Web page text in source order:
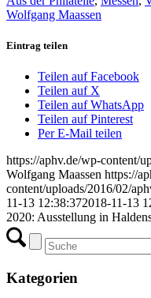
Wolfgang Maassen
Eintrag teilen
Teilen auf Facebook
Teilen auf X
Teilen auf WhatsApp
Teilen auf Pinterest
Per E-Mail teilen
https://aphv.de/wp-content/
Wolfgang Maassen https://
content/uploads/2016/02/
11-13 12:38:372018-11-13
2020: Ausstellung in
Kategorien